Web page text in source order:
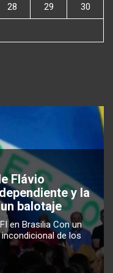
28 29 30
Flávio
y la
balotaje
en Brasilia Con un
de los